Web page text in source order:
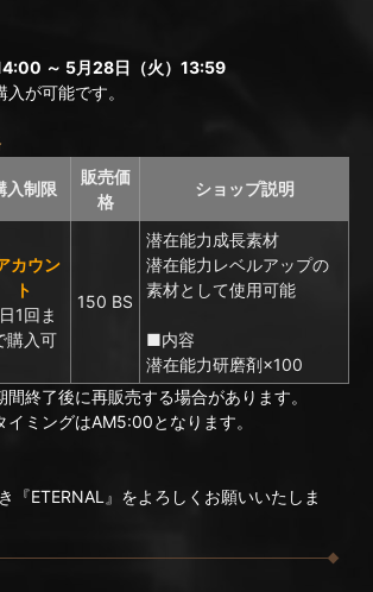
～ 5月28日（火）13:59
が可能です。
入制限
販売価
格
ショップ説明
カウン
ト
1回ま
購入可
150 BS
潜在能力成長素材
潜在能力レベルアップの
素材として使用可能
■内容
潜在能力研磨剤×100
終了後に再販売する場合があります。
ミングはAM5:00となります。
『ETERNAL』をよろしくお願いいたしま